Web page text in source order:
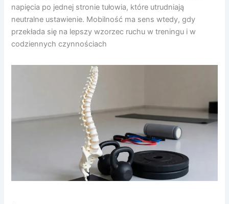
napięcia po jednej stronie tułowia, które utrudniają
neutralne ustawienie. Mobilność ma sens wtedy, gdy
przekłada się na lepszy wzorzec ruchu w treningu i w
codziennych czynnościach